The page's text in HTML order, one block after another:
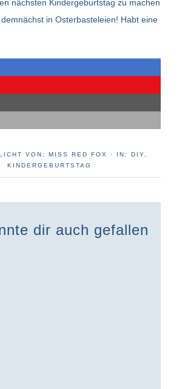
nächsten Kindergeburtstag zu machen
in Osterbasteleien! Habt eine
VON: MISS RED FOX · IN: DIY
KINDERGEBURTSTAG
dir auch gefallen